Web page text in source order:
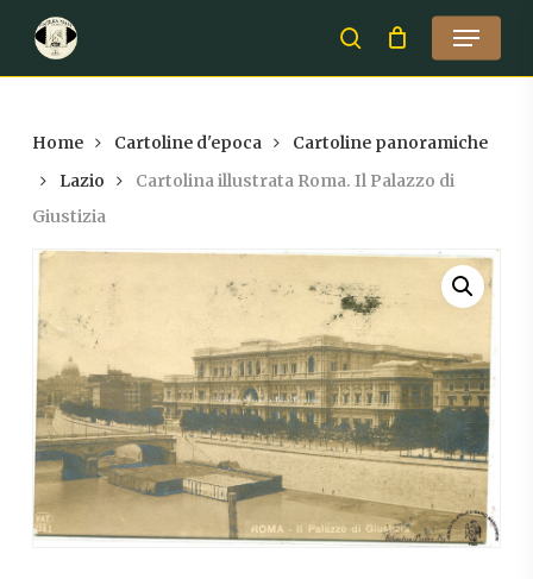
main
search
Menu
Home Cartoline d'epoca
Cartoline panoramiche
Lazio
Cartolina illustrata Roma. Il Palazzo di
Giustizia
Close